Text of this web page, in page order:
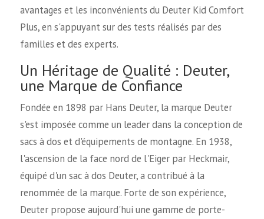
avantages et les inconvénients du Deuter Kid Comfort
Plus, en s'appuyant sur des tests réalisés par des
familles et des experts.
Un Héritage de Qualité : Deuter,
une Marque de Confiance
Fondée en 1898 par Hans Deuter, la marque Deuter
s'est imposée comme un leader dans la conception de
sacs à dos et d'équipements de montagne. En 1938,
l'ascension de la face nord de l'Eiger par Heckmair,
équipé d'un sac à dos Deuter, a contribué à la
renommée de la marque. Forte de son expérience,
Deuter propose aujourd'hui une gamme de porte-